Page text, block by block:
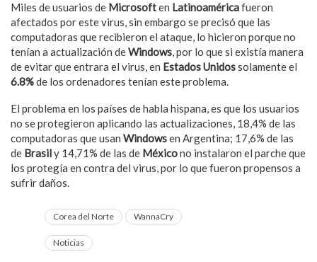
Miles de usuarios de Microsoften Latinoaméricafueron
afectados por este virus, sin embargo se precisó que las
computadoras que recibieron el ataque, lo hicieron porque no
tenían a actualización deWindows, por lo que si existía manera
de evitar que entrara el virus, en Estados Unidossolamente el
6.8%de los ordenadores tenían este problema.
El problema en los países de habla hispana, es que los usuarios
no se protegieron aplicando las actualizaciones, 18,4% de las
computadoras que usan Windowsen Argentina; 17,6% de las
de Brasily 14,71% de las de Méxicono instalaron el parche que
los protegía en contra del virus, por lo que fueron propensos a
sufrir daños.
Corea del Norte WannaCry
Noticias